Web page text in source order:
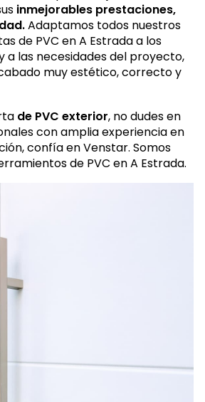
con las que trabajamos se
inmejorables prestaciones,
Adaptamos todos nuestros
de PVC en A Estrada a los
a las necesidades del proyecto,
muy estético, correcto y
de PVC exterior, no dudes en
con amplia experiencia en
confía en Venstar. Somos
de PVC en A Estrada.